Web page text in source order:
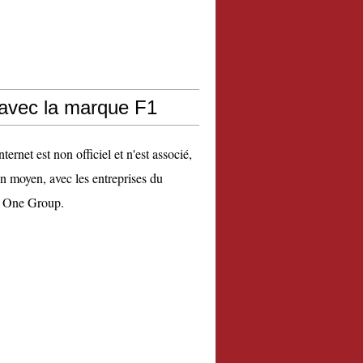
la marque F1
est non officiel et n'est associé,
moyen, avec les entreprises du
Group.